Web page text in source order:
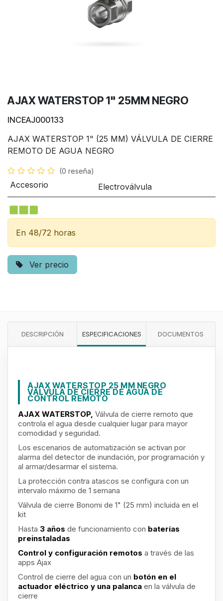
AJAX WATERSTOP 1" 25MM NEGRO
INCEAJ000133
AJAX WATERSTOP 1" (25 MM) VÁLVULA DE CIERRE
REMOTO DE AGUA NEGRO
(0 reseña)
Accesorio Electroválvula
En 48/72 horas
Ver precio
DESCRIPCIÓN ESPECIFICACIONES DOCUMENTOS
AJAX WATERSTOP 25 MM NEGRO
VÁLVULA DE CIERRE DE AGUA DE
CONTROL REMOTO
AJAX WATERSTOP, Válvula de cierre remoto que
controla el agua desde cualquier lugar para mayor
comodidad y seguridad.
Los escenarios de automatización se activan por
alarma del detector de inundación, por programación y
al armar/desarmar el sistema.
La protección contra atascos se configura con un
intervalo máximo de 1 semana
Válvula de cierre Bonomi de 1" (25 mm) incluida en el
kit
Hasta 3 años de funcionamiento con baterías
preinstaladas
Control y configuración remotos a través de las
apps Ajax
Control de cierre del agua con un botón en el
actuador eléctrico y una palanca en la válvula de
cierre